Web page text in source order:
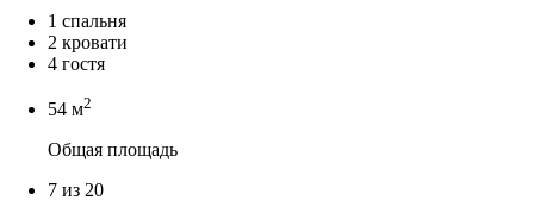
1 спальня
2 кровати
4 гостя
54 м2
Общая площадь
7 из 20